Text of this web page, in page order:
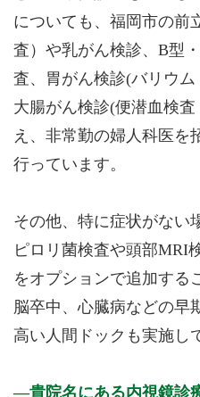
についても、福岡市の前
査）や乳がん検診、B型
査、胃がん検診(バリウム
大腸がん検診(便潜血検
え、非常勤の婦人科医を
行っています。
その他、特に症状がない
ピロリ菌検査や頭部MRI
をオプションで追加する
脳卒中、心臓病などの早
高い人間ドックも実施し
貴院名にある内視鏡診